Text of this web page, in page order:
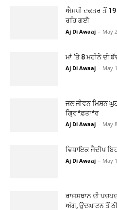
ਐਸਪੀ ਦਫ਼ਤਰ ਤੋਂ 19
ਰਹਿ ਗਈ
Aj Di Awaaj - May
ਮਾਂ ‘ਤੇ 8 ਮਹੀਨੇ ਦੀ
Aj Di Awaaj - May
ਜਲ ਜੀਵਨ ਮਿਸ਼ਨ
ਗ੍ਰਿ*ਫ਼ਤਾ*ਰ
Aj Di Awaaj - May
ਵਿਧਾਇਕ ਜੈਦੀਪ
Aj Di Awaaj - May
ਰਾਜਸਥਾਨ ਦੀ
ਅੱਗ, ਉਦਘਾਟਨ ਤੋਂ